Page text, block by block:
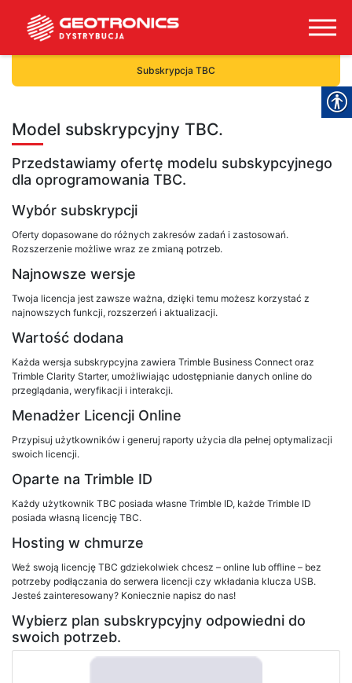
Subskrypcja TBC
Model subskrypcyjny TBC.
Przedstawiamy ofertę modelu subskypcyjnego
dla oprogramowania TBC.
Wybór subskrypcji
Oferty dopasowane do różnych zakresów zadań i zastosowań.
Rozszerzenie możliwe wraz ze zmianą potrzeb.
Najnowsze wersje
Twoja licencja jest zawsze ważna, dzięki temu możesz korzystać z
najnowszych funkcji, rozszerzeń i aktualizacji.
Wartość dodana
Każda wersja subskrypcyjna zawiera Trimble Business Connect oraz
Trimble Clarity Starter, umożliwiając udostępnianie danych online do
przeglądania, weryfikacji i interakcji.
Menadżer Licencji Online
Przypisuj użytkowników i generuj raporty użycia dla pełnej optymalizacji
swoich licencji.
Oparte na Trimble ID
Każdy użytkownik TBC posiada własne Trimble ID, każde Trimble ID
posiada własną licencję TBC.
Hosting w chmurze
Weź swoją licencję TBC gdziekolwiek chcesz – online lub offline – bez
potrzeby podłączania do serwera licencji czy wkładania klucza USB.
Jesteś zainteresowany? Koniecznie napisz do nas!
Wybierz plan subskrypcyjny odpowiedni do
swoich potrzeb.